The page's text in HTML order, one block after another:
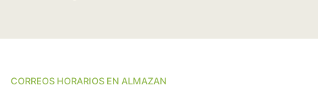
CORREOS HORARIOS EN ALMAZAN